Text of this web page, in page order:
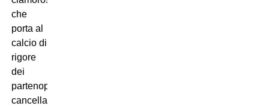
che
porta al
calcio di
rigore
dei
partenopei
cancella